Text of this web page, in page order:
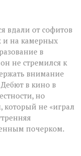
вдали от софитов
и на камерных
в
не стремился к
внимание
в кино в
но
который не «играл
почерком.